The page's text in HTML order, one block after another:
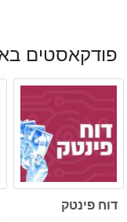
פודקאסטים
דוח פינטק